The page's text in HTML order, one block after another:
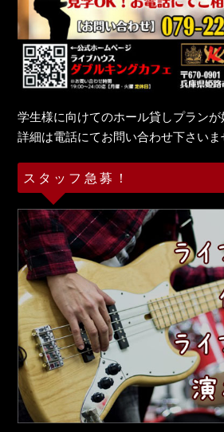
学生様に向けてのホール貸しプランが
詳細は電話にてお問い合わせ下さいま
スタッフ急募！